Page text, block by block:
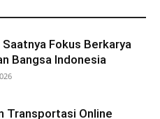
Fokus Berkarya
Bangsa Indonesia
Transportasi Online